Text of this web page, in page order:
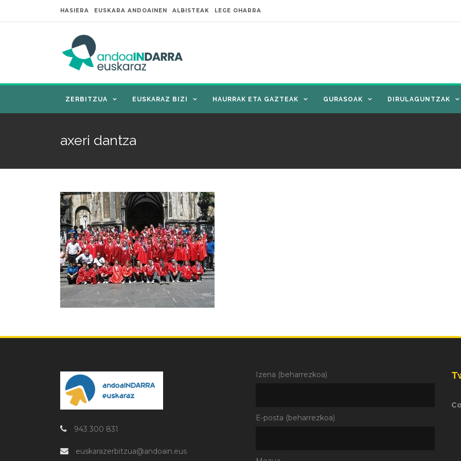
HASIERA EUSKARA ANDOAINEN ALBISTEAK LEGE OHARRA
ZERBITZUA EUSKARAZ BIZI HAURRAK ETA GAZTEAK GURASOAK DIRULAGUNTZAK
axeri dantza
943 300 831
euskarazerbitzua@andoain.eus
Izena (beharrezkoa)
E-posta (beharrezkoa)